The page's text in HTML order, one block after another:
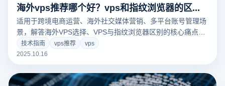
海外vps推荐哪个好？vps和指纹浏览器的区别是什么？
适用于跨境电商运营、海外社交媒体营销、多平台账号管理场
景，解答海外VPS选择、VPS与指纹浏览器区别的核心痛点，
二者协同搭配云登指纹浏览器，可高效解决多账号防关联、海
外环境适配问题。
技术指南 vps推荐
vps
2025.10.16